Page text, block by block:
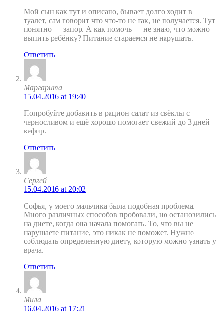
Мой сын как тут и описано, бывает долго ходит в
туалет, сам говорит что что-то не так, не получается. Тут
понятно — запор. А как помочь — не знаю, что можно
выпить ребёнку? Питание стараемся не нарушать.
Ответить
Маргарита
15.04.2016 at 19:40
Попробуйте добавить в рацион салат из свёклы с
черносливом и ещё хорошо помогает свежий до 3 дней
кефир.
Ответить
Сергей
15.04.2016 at 20:02
Софья, у моего мальчика была подобная проблема.
Много различных способов пробовали, но остановились
на диете, когда она начала помогать. То, что вы не
нарушаете питание, это никак не поможет. Нужно
соблюдать определенную диету, которую можно узнать у
врача.
Ответить
Мила
16.04.2016 at 17:21